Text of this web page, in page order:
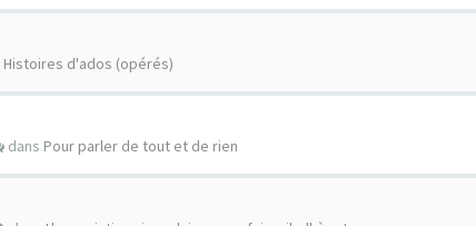
Histoires d'ados (opérés)
dans Pour parler de tout et de rien